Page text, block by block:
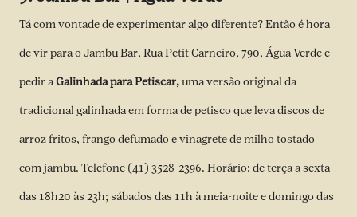
Tá com vontade de experimentar algo diferente? Então é hora
de vir para o Jambu Bar, Rua Petit Carneiro, 790, Água Verde e
pedir aGalinhada para Petiscar,uma versão original da
tradicional galinhada em forma de petisco que leva discos de
arroz fritos, frango defumado e vinagrete de milho tostado
com jambu. Telefone (41) 3528-2396. Horário: de terça a sexta
das 18h20 às 23h; sábados das 11h à meia-noite e domingo das